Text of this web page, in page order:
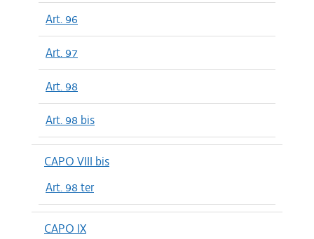
Art. 96
Art. 97
Art. 98
Art. 98 bis
CAPO VIII bis
Art. 98 ter
CAPO IX